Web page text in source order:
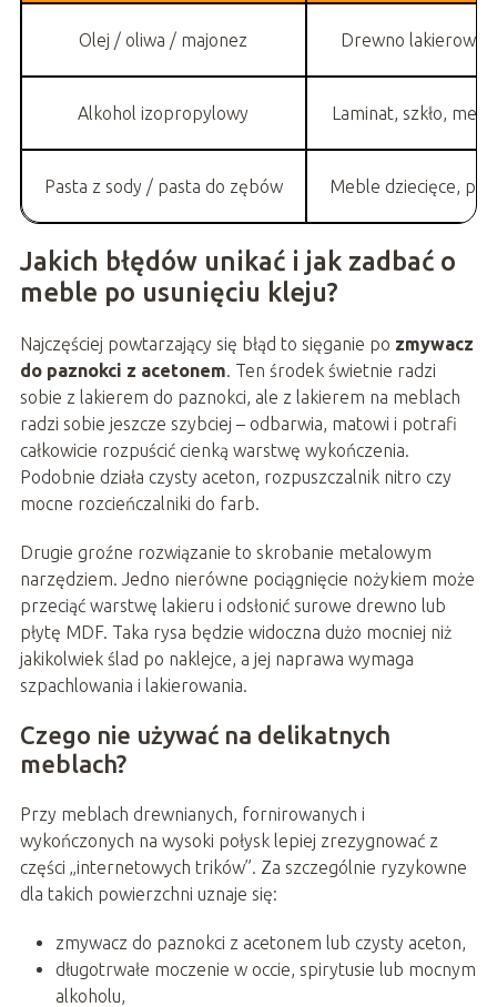
Olej / oliwa / majonez Drewno
Alkohol izopropylowy Laminat, szkło,
Pasta z sody / pasta do zębów Meble dziecięce,
Jakich błędów unikać i jak zadbać o
meble po usunięciu kleju?
Najczęściej powtarzający się błąd to sięganie po zmywacz
do paznokci z acetonem. Ten środek świetnie radzi
sobie z lakierem do paznokci, ale z lakierem na meblach
radzi sobie jeszcze szybciej – odbarwia, matowi i potrafi
całkowicie rozpuścić cienką warstwę wykończenia.
Podobnie działa czysty aceton, rozpuszczalnik nitro czy
mocne rozcieńczalniki do farb.
Drugie groźne rozwiązanie to skrobanie metalowym
narzędziem. Jedno nierówne pociągnięcie nożykiem może
przeciąć warstwę lakieru i odsłonić surowe drewno lub
płytę MDF. Taka rysa będzie widoczna dużo mocniej niż
jakikolwiek ślad po naklejce, a jej naprawa wymaga
szpachlowania i lakierowania.
Czego nie używać na delikatnych
meblach?
Przy meblach drewnianych, fornirowanych i
wykończonych na wysoki połysk lepiej zrezygnować z
części „internetowych trików”. Za szczególnie ryzykowne
dla takich powierzchni uznaje się:
zmywacz do paznokci z acetonem lub czysty aceton,
długotrwałe moczenie w occie, spirytusie lub mocnym
alkoholu,